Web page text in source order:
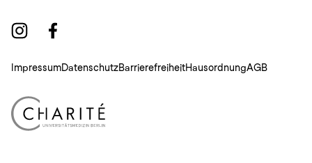
ImpressumDatenschutzBarrierefreiheitHausordnungAGB